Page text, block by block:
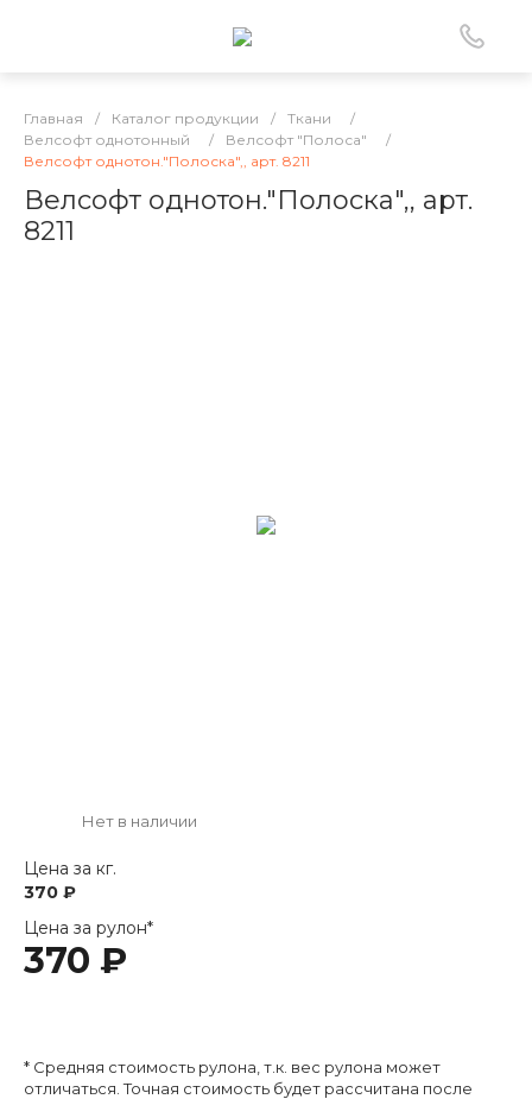
Главная / Каталог продукции / Ткани
/
Велсофт однотонный
/ Велсофт "Полоса"
/
Велсофт однотон."Полоска",, арт. 8211
Велсофт однотон."Полоска",, арт.
8211
Нет в наличии
Цена за кг.
370 ₽
Цена за рулон*
370 ₽
* Cредняя стоимость рулона, т.к. вес рулона может
отличаться. Точная стоимость будет рассчитана после